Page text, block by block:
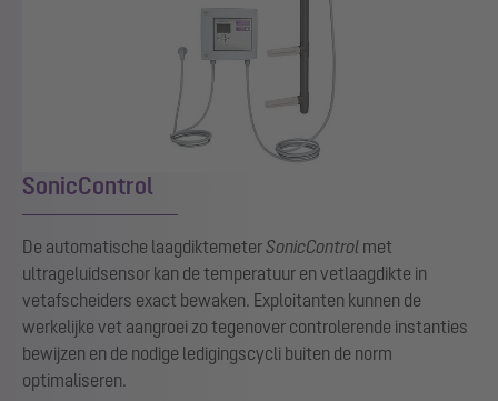
SonicControl
De automatische laagdiktemeterSonicControl met
ultrageluidsensor kan de temperatuur en vetlaagdikte in
vetafscheiders exact bewaken. Exploitanten kunnen de
werkelijke vet aangroei zo tegenover controlerende instanties
bewijzen en de nodige ledigingscycli buiten de norm
optimaliseren.